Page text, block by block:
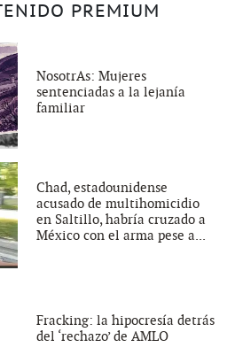
PREMIUM
NosotrAs: Mujeres
sentenciadas a la lejanía
familiar
Chad, estadounidense
acusado de multihomicidio
en Saltillo, habría cruzado a
México con el arma pese a...
Fracking: la hipocresía detrás
del ‘rechazo’ de AMLO